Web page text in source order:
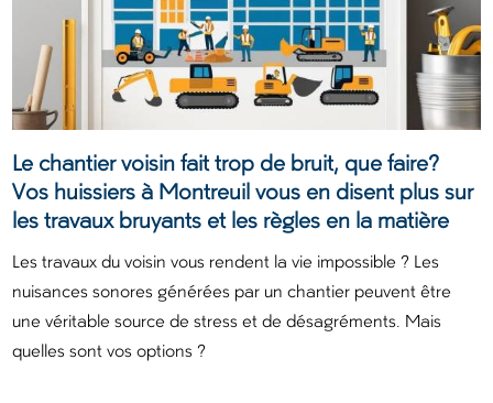
Le chantier voisin fait trop de bruit, que faire?
Vos huissiers à Montreuil vous en disent plus sur
les travaux bruyants et les règles en la matière
Les travaux du voisin vous rendent la vie impossible ? Les
nuisances sonores générées par un chantier peuvent être
une véritable source de stress et de désagréments. Mais
quelles sont vos options ?